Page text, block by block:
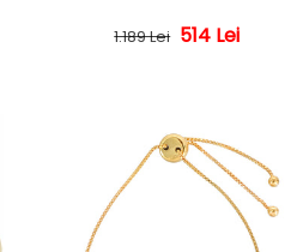
Preț obișnuit
1.189 Lei Preț redus
514 Lei